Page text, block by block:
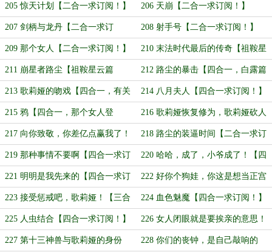
一求订阅！】
205 惊天计划【二合一求订阅！】 206 天崩【二合一求订阅！】
207 剑柄与龙丹【二合一求订
阅！】
208 射手号【二合一求订阅！】
209 那个女人【二合一求订阅！】 210 末法时代最后的传奇【祖鞍星
云篇完！】
211 崩星者路尘【祖鞍星云篇
完！】
212 路尘的暴击【四合一，白露篇
开始！】
213 歌莉娅的吻戏【四合一，有关
本书感情线的探讨！】
214 八月夫人【四合一求订阅！】
215 鸦【四合一，那个女人登
场！】
216 歌莉娅恢复修为，歌莉娅砍人
啦！【四合一求订阅！】
217 向你致敬，你差亿点赢我了！
【二合一求订阅！】
218 路尘的装逼时间【二合一求订
阅！】
219 那种事情不要啊【四合一求订
阅！】
220 哈哈，成了，小爷成了！【四
合一求订阅！】
221 明明是我先来的【四合一求订
阅！】
222 好你个狗娃，你这是想当正宫
啊！【三合一求订阅！】
223 接受惩戒吧，歌莉娅！【三合
一求订阅！】
224 血色魅魔【四合一求订阅！】
225 人虫结合【四合一求订阅！】 226 女人闭眼就是要挨亲的意思！
【四合一求订阅！】
227 第十三神兽与歌莉娅的身份 228 你们的丧钟，是自己敲响的